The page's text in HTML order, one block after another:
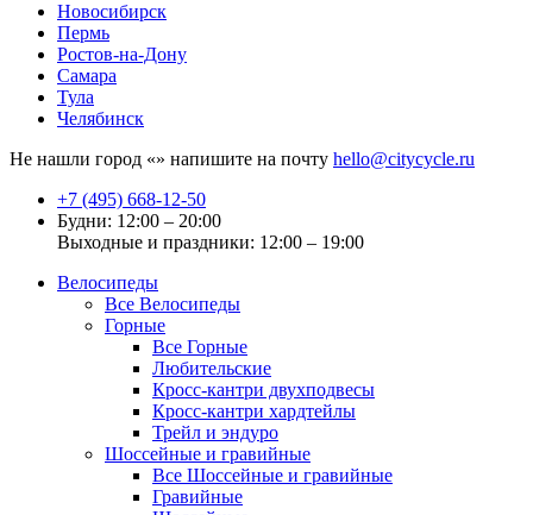
Новосибирск
Пермь
Ростов-на-Дону
Самара
Тула
Челябинск
Не нашли город «» напишите на почту hello@citycycle.ru
+7 (495) 668-12-50
Будни: 12:00 – 20:00
Выходные и праздники: 12:00 – 19:00
Велосипеды
Все Велосипеды
Горные
Все Горные
Любительские
Кросс-кантри двухподвесы
Кросс-кантри хардтейлы
Трейл и эндуро
Шоссейные и гравийные
Все Шоссейные и гравийные
Гравийные